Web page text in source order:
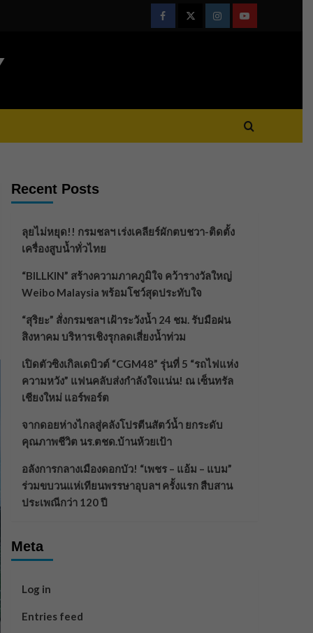
FacebookTwitterInstagramYoutube
Recent Posts
ลุยไม่หยุด!! กรมชลฯ เร่งเคลียร์ผักตบชวา-ติดตั้ง
เครื่องสูบน้ำทั่วไทย
“BILLKIN” สร้างความภาคภูมิใจ คว้ารางวัลใหญ่
Weibo Malaysia พร้อมโชว์สุดประทับใจ
“สุริยะ” สั่งกรมชลฯ เฝ้าระวังน้ำ 24 ชม. รับมือฝน
สิงหาคม บริหารเชิงรุกลดเสี่ยงน้ำท่วม
เปิดตัวซิงเกิลเดบิวต์ “CGM48” รุ่นที่ 5 “รถไฟแห่ง
ความหวัง” แฟนคลับส่งกำลังใจแน่น! ณ เซ็นทรัล
เชียงใหม่ แอร์พอร์ต
จากดอยห่างไกลสู่คลังโปรตีนสัตว์น้ำ ยกระดับ
คุณภาพชีวิต นร.ตชด.บ้านห้วยเป้า
อลังการกลางเมืองดอกบัว! “เพชร – แอ้ม – แบม”
ร่วมขบวนแห่เทียนพรรษาอุบลฯ ครั้งแรก สืบสาน
ประเพณีกว่า 120 ปี
Meta
Log in
Entries feed